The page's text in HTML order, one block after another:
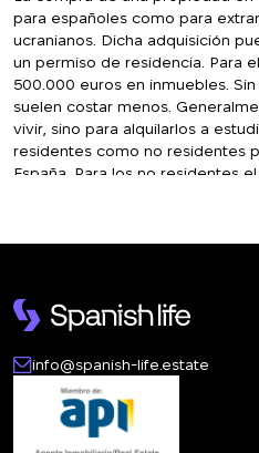
para españoles como para
ucranianos. Dicha adquisición
un permiso de residencia. Para
500.000 euros en inmuebles.
suelen costar menos.
vivir, sino para alquilarlos a
residentes como no residentes
España. Para los no residentes
apertura de una cuenta bancaria.
comprar un estudio en España
Después de abrir la cuenta
reserva la propiedad (firma
depósito – entre 3.000 y
info@spanish-life.estate